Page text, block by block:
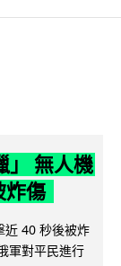
」 無人機
炸傷
近 40 秒後被炸
軍對平民進行